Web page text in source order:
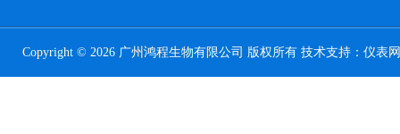
Copyright © 2026 广州鸿程生物有限公司 版权所有 技术支持： 仪表网